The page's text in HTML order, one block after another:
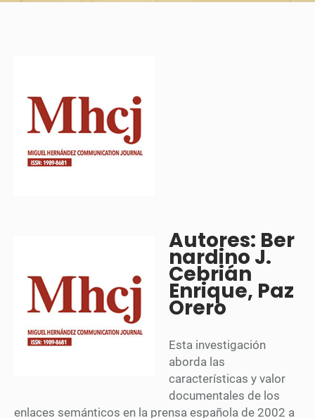
Autores: Ber
nardino J.
Cebrián
Enrique, Paz
Orero
Esta investigación
aborda las
características y valor
documentales de los
enlaces semánticos en la prensa española de 2002 a